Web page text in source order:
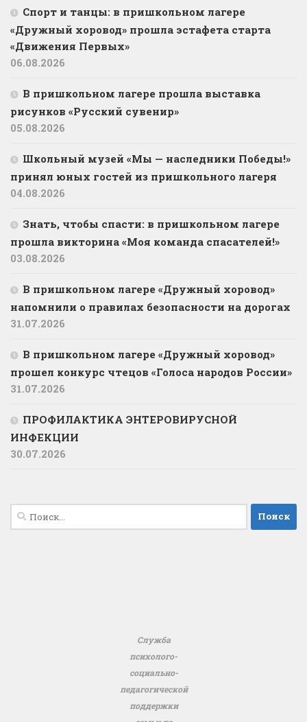
Спорт и танцы: в пришкольном лагере
«Дружный хоровод» прошла эстафета старта
«Движения Первых»
06.08.2026
В пришкольном лагере прошла выставка
рисунков «Русский сувенир»
05.08.2026
Школьный музей «Мы — наследники Победы!»
принял юных гостей из пришкольного лагеря
04.08.2026
Знать, чтобы спасти: в пришкольном лагере
прошла викторина «Моя команда спасателей!»
03.08.2026
В пришкольном лагере «Дружный хоровод»
напомнили о правилах безопасности на дорогах
31.07.2026
В пришкольном лагере «Дружный хоровод»
прошел конкурс чтецов «Голоса народов России»
31.07.2026
ПРОФИЛАКТИКА ЭНТЕРОВИРУСНОЙ
ИНФЕКЦИИ
30.07.2026
Найти:
Служба
психолого-
социально-
педагогической
поддержки